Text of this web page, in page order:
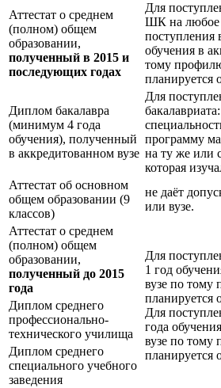
Аттестат о среднем
(полном) общем
образовании,
полученный в 2015 и
последующих годах
Для
ШК на любое
поступления
обучения в
тому
планируется
Диплом бакалавра
(минимум 4 года
обучения), полученный
в аккредитованном вузе
Для
программу
на ту же или
которая
Аттестат об основном
общем образовании (9
классов)
не даёт
или вузе.
Аттестат о среднем
(полном) общем
образовании,
полученный до 2015
года
Для
1 год
вузе по тому
планируется
Для
года
вузе по тому
планируется
Диплом среднего
профессионально-
технического училища
Диплом среднего
специального учебного
заведения